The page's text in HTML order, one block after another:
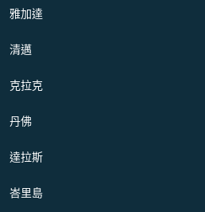
雅加達
清邁
克拉克
丹佛
達拉斯
峇里島